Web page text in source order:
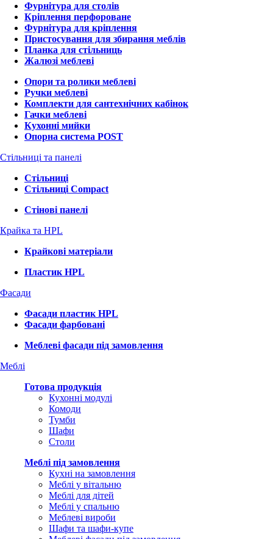
Фурнітура для столів
Кріплення перфороване
Фурнітура для кріплення
Пристосування для збирання меблів
Планка для стільниць
Жалюзі меблеві
Опори та ролики меблеві
Ручки меблеві
Комплекти для сантехнічних кабінок
Гачки меблеві
Кухонні мийки
Опорна система POST
Стільниці та панелі
Стільниці
Стільниці Compact
Стінові панелі
Крайка та HPL
Крайкові матеріали
Пластик HPL
Фасади
Фасади пластик HPL
Фасади фарбовані
Меблеві фасади під замовлення
Меблі
Готова продукція
Кухонні модулі
Комоди
Тумби
Шафи
Столи
Меблі під замовлення
Кухні на замовлення
Меблі у вітальню
Меблі для дітей
Меблі у спальню
Меблеві вироби
Шафи та шафи-купе